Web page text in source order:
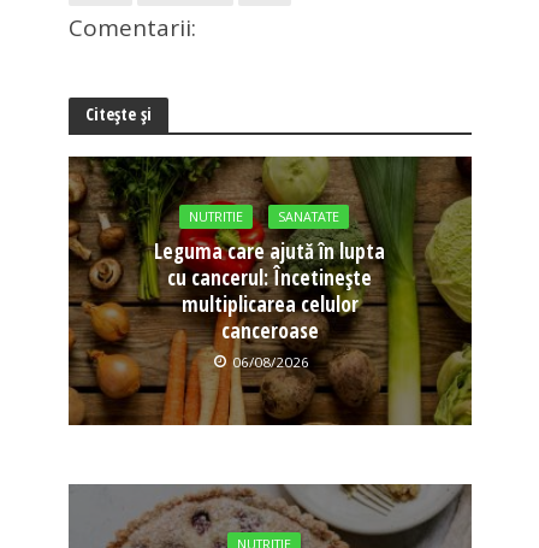
Comentarii:
Citește și
NUTRITIE SANATATE
Leguma care ajută în lupta
cu cancerul: Încetinește
multiplicarea celulor
canceroase
06/08/2026